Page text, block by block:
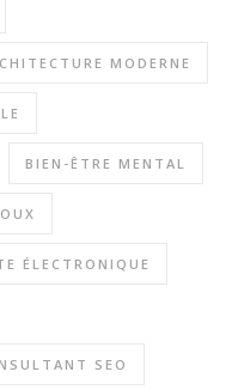
MODERNE
BIEN-ÊTRE MENTAL
ÉLECTRONIQUE
SEO